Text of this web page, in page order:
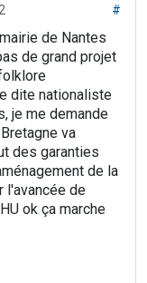
#
de Nantes
de grand projet
dite nationaliste
je me demande
va
des garanties
de la
l'avancée de
ok ça marche